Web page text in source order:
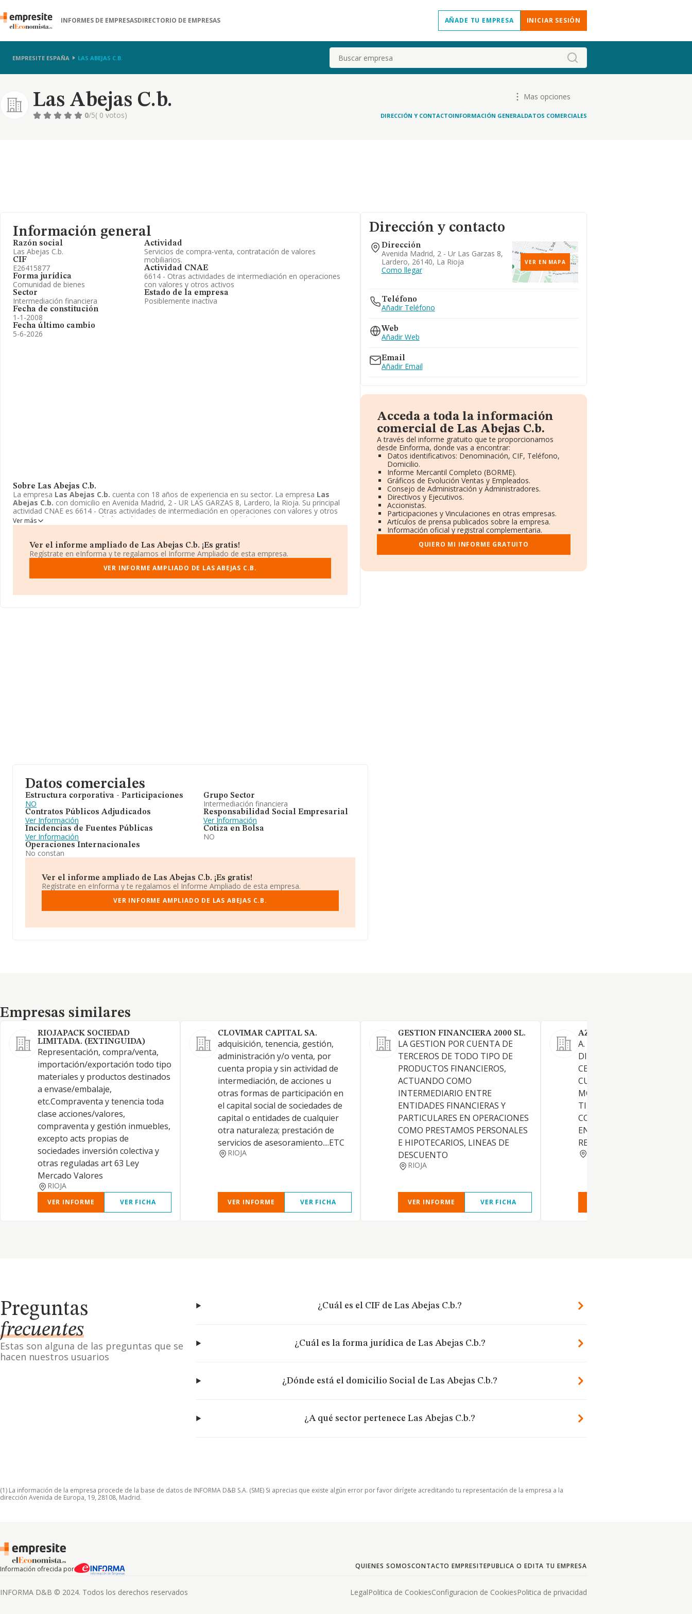
INFORMES DE EMPRESASDIRECTORIO DE EMPRESAS AÑADE TU EMPRESA INICIAR SESIÓN
EMPRESITE ESPAÑA LAS ABEJAS C.B. Buscar
Las Abejas C.b.
Mas opciones
0/5( 0 votos) DIRECCIÓN Y CONTACTOINFORMACIÓN GENERALDATOS COMERCIALES
Información general
Razón social
Las Abejas C.b.
CIF
E26415877
Forma jurídica
Comunidad de bienes
Sector
Intermediación financiera
Fecha de constitución
1-1-2008
Fecha último cambio
5-6-2026
Actividad
Servicios de compra-venta, contratación de valores
mobiliarios.
Actividad CNAE
6614 - Otras actividades de intermediación en operaciones
con valores y otros activos
Estado de la empresa
Posiblemente inactiva
Sobre Las Abejas C.b.
La empresa Las Abejas C.b. cuenta con 18 años de experiencia en su sector. La empresa Las
Abejas C.b. con domicilio en Avenida Madrid, 2 - UR LAS GARZAS 8, Lardero, la Rioja. Su principal
actividad CNAE es 6614 - Otras actividades de intermediación en operaciones con valores y otros
activos. La empresa
Las Abejas C.b. está inscrita como Comunidad de bienes.
Ver más
Ver el informe ampliado de Las Abejas C.b. ¡Es gratis!
Regístrate en eInforma y te regalamos el Informe Ampliado de esta empresa.
VER INFORME AMPLIADO DE LAS ABEJAS C.B.
Dirección y contacto
Dirección
Avenida Madrid, 2 - Ur Las Garzas 8,
Lardero, 26140, La Rioja
Como llegar
VER EN MAPA
Teléfono
Añadir Teléfono
Web
Añadir Web
Email
Añadir Email
Acceda a toda la información
comercial de Las Abejas C.b.
A través del informe gratuito que te proporcionamos
desde Einforma, donde vas a encontrar:
Datos identificativos: Denominación, CIF, Teléfono,
Domicilio.
Informe Mercantil Completo (BORME).
Gráficos de Evolución Ventas y Empleados.
Consejo de Administración y Administradores.
Directivos y Ejecutivos.
Accionistas.
Participaciones y Vinculaciones en otras empresas.
Artículos de prensa publicados sobre la empresa.
Información oficial y registral complementaria.
QUIERO MI INFORME GRATUITO
Datos comerciales
Estructura corporativa - Participaciones
NO
Contratos Públicos Adjudicados
Ver Información
Incidencias de Fuentes Públicas
Ver Información
Operaciones Internacionales
No constan
Grupo Sector
Intermediación financiera
Responsabilidad Social Empresarial
Ver Información
Cotiza en Bolsa
NO
Ver el informe ampliado de Las Abejas C.b. ¡Es gratis!
Regístrate en eInforma y te regalamos el Informe Ampliado de esta empresa.
VER INFORME AMPLIADO DE LAS ABEJAS C.B.
Empresas similares
Empresas similares
RIOJAPACK SOCIEDAD
LIMITADA. (EXTINGUIDA)
Representación, compra/venta,
importación/exportación todo tipo
materiales y productos destinados
a envase/embalaje,
etc.Compraventa y tenencia toda
clase acciones/valores,
compraventa y gestión inmuebles,
excepto acts propias de
sociedades inversión colectiva y
otras reguladas art 63 Ley
Mercado Valores
RIOJA
VER INFORME VER FICHA
CLOVIMAR CAPITAL SA.
adquisición, tenencia, gestión,
administración y/o venta, por
cuenta propia y sin actividad de
intermediación, de acciones u
otras formas de participación en
el capital social de sociedades de
capital o entidades de cualquier
otra naturaleza; prestación de
servicios de asesoramiento....ETC
RIOJA
VER INFORME VER FICHA
GESTION FINANCIERA 2000 SL.
LA GESTION POR CUENTA DE
TERCEROS DE TODO TIPO DE
PRODUCTOS FINANCIEROS,
ACTUANDO COMO
INTERMEDIARIO ENTRE
ENTIDADES FINANCIERAS Y
PARTICULARES EN OPERACIONES
COMO PRESTAMOS PERSONALES
E HIPOTECARIOS, LINEAS DE
DESCUENTO
RIOJA
VER INFORME VER FICHA
AZO INVERSIONES SL
A. LA ADQUISICION,
DISFRUTE,
CESION Y ENAJENACION,
CUALQUIER TITULO, DE
MOBILIARIOS DE CUALQUIER
TIPO DE TITULOS QUE
CONCEDAN UNA
EN SOCIEDADES, PUDIENDO
REALIZAR TODA
Preguntas
frecuentes
Estas son alguna de las preguntas que se
hacen nuestros usuarios
¿Cuál es el CIF de Las Abejas C.b.?
¿Cuál es la forma jurídica de Las Abejas C.b.?
¿Dónde está el domicilio Social de Las Abejas C.b.?
¿A qué sector pertenece Las Abejas C.b.?
(1) La información de la empresa procede de la base de datos de INFORMA D&B S.A. (SME) Si aprecias que existe algún error por favor dirígete acreditando tu representación de la empresa a la
dirección Avenida de Europa, 19, 28108, Madrid.
Información ofrecida por QUIENES SOMOSCONTACTO EMPRESITEPUBLICA O EDITA TU EMPRESA
INFORMA D&B © 2024. Todos los derechos reservados LegalPolitica de CookiesConfiguracion de CookiesPolitica de privacidad